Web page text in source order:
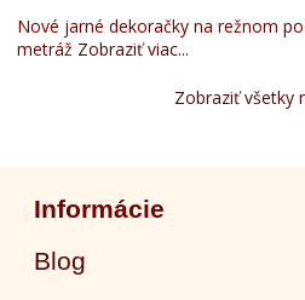
Nové jarné dekoračky na režnom
metráž Zobraziť viac...
Zobraziť všetky
Informácie
Blog